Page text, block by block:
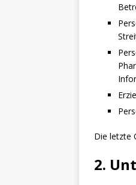
Die letzte
2.